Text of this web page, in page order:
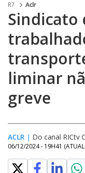
R7 Aclr
Sindicato
liminar
greve
ACLR | Do canal RICtv
06/12/2024 - 19H41